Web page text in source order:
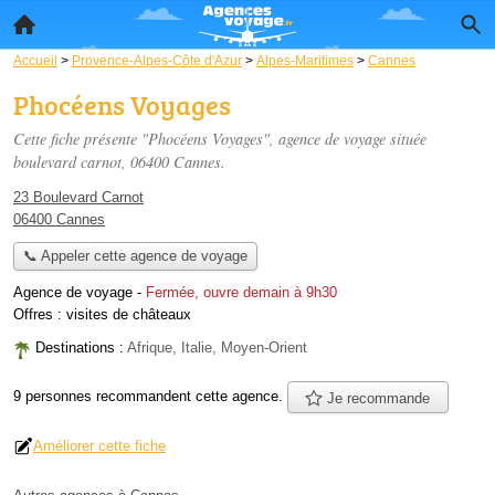
Accueil > Provence-Alpes-Côte d'Azur > Alpes-Maritimes > Cannes
Phocéens Voyages
Cette fiche présente "Phocéens Voyages", agence de voyage située
boulevard carnot, 06400 Cannes.
23 Boulevard Carnot
06400 Cannes
📞 Appeler cette agence de voyage
Agence de voyage - Fermée, ouvre demain à 9h30
Offres : visites de châteaux
Destinations : Afrique, Italie, Moyen-Orient
9 personnes recommandent cette agence. Je recommande
Améliorer cette fiche